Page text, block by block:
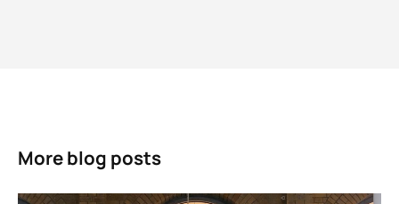
More blog posts